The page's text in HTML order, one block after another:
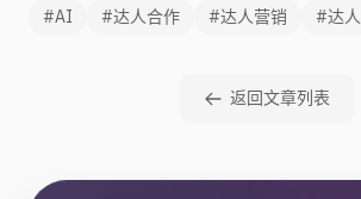
#AI
#达人合作 #达人营销 #达人
返回文章列表